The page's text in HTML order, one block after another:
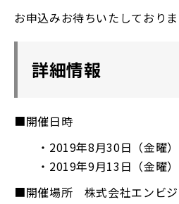
お申込みお待ちいたしておりま
詳細情報
■開催日時
・2019年8月30日（金曜
・2019年9月13日（金曜
■開催場所 株式会社エンビジ